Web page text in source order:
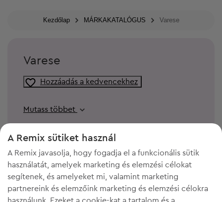
Kezdőlap MÁRKAKATALÓGUS Varese
Varese
Hozzáadás a kedvencekhez
Mutass többet
A Remix sütiket használ
A Remix javasolja, hogy fogadja el a funkcionális sütik
használatát, amelyek marketing és elemzési célokat
segítenek, és amelyeket mi, valamint marketing
partnereink és elemzőink marketing és elemzési célokra